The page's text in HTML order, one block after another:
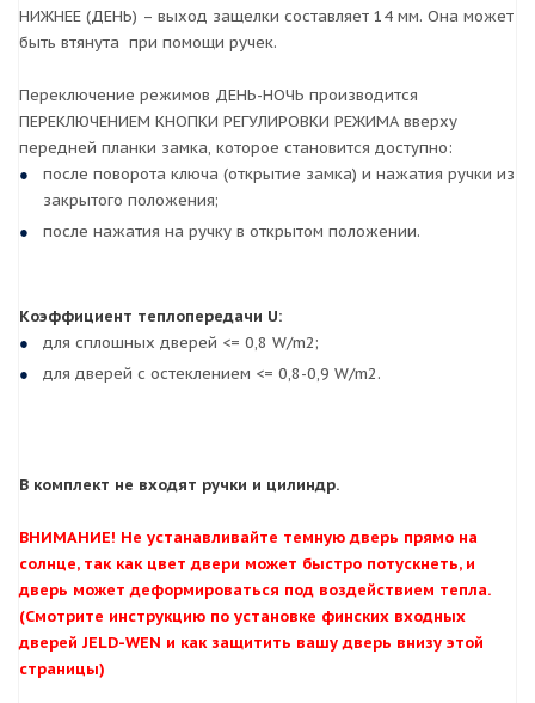
НИЖНЕЕ (ДЕНЬ) – выход защелки составляет 14 мм. Она может
быть втянута при помощи ручек.
Переключение режимов ДЕНЬ-НОЧЬ производится
ПЕРЕКЛЮЧЕНИЕМ КНОПКИ РЕГУЛИРОВКИ РЕЖИМА вверху
передней планки замка, которое становится доступно:
после поворота ключа (открытие замка) и нажатия ручки из
закрытого положения;
после нажатия на ручку в открытом положении.
Коэффициент теплопередачи U:
для сплошных дверей <= 0,8 W/m2;
для дверей с остеклением <= 0,8-0,9 W/m2.
В комплект не входят ручки и цилиндр.
ВНИМАНИЕ! Не устанавливайте темную дверь прямо на
солнце, так как цвет двери может быстро потускнеть, и
дверь может деформироваться под воздействием тепла.
(Смотрите инструкцию по установке финских входных
дверей JELD-WEN и как защитить вашу дверь внизу этой
страницы)